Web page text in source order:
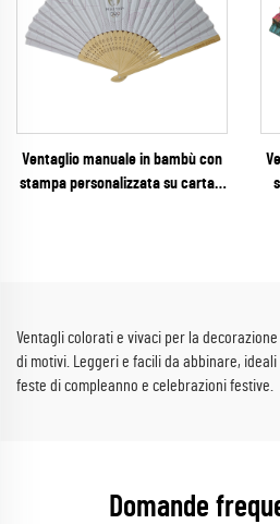
Ventaglio manuale in bambù con
stampa personalizzata su carta –
Ventagli colorati e vivaci per la
di motivi. Leggeri e facili da abbinare,
feste di compleanno e celebrazioni festive.
Domande